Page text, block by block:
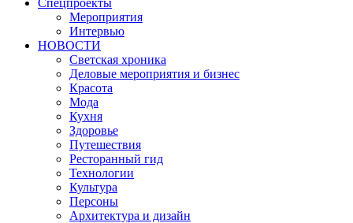
Спецпроекты
Мероприятия
Интервью
НОВОСТИ
Светская хроника
Деловые мероприятия и бизнес
Красота
Мода
Кухня
Здоровье
Путешествия
Ресторанный гид
Технологии
Культура
Персоны
Архитектура и дизайн